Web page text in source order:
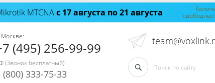
MTCNAс 17 августа по 21 августа
(495) 256-99-99
(Звонок бесплатный):
(800) 333-75-33